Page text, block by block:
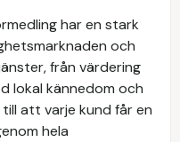
har en stark
och
från värdering
lokal kännedom och
att varje kund får en
hela